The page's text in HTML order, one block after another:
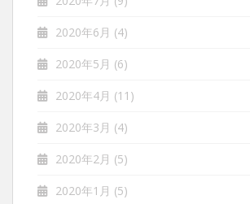
2020年6月 (4)
2020年5月 (6)
2020年4月 (11)
2020年3月 (4)
2020年2月 (5)
2020年1月 (5)